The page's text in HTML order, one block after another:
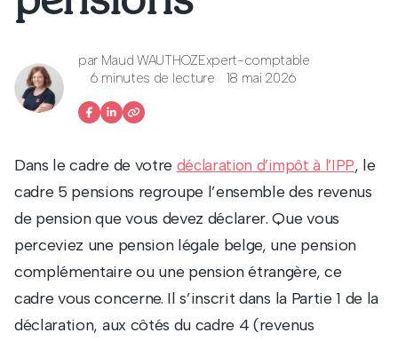
par Maud WAUTHOZExpert-comptable
6 minutes de lecture
18 mai 2026
Dans le cadre de votre déclaration d’impôt à l’IPP, le
cadre 5 pensions regroupe l’ensemble des revenus
de pension que vous devez déclarer. Que vous
perceviez une pension légale belge, une pension
complémentaire ou une pension étrangère, ce
cadre vous concerne. Il s’inscrit dans la Partie 1 de la
déclaration, aux côtés du cadre 4 (revenus